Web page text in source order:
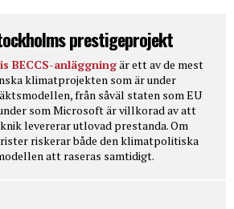
prestigeprojekt
BECCS-anläggningär ett av de mest
klimatprojekten som är under
från såväl staten som EU
som Microsoft är villkorad av att
levererar utlovad prestanda. Om
riskerar både den klimatpolitiska
att raseras samtidigt.